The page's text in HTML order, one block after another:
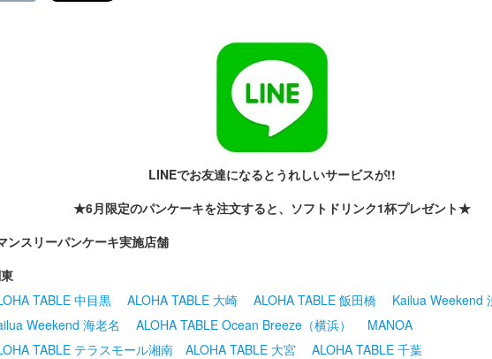
LINEでお友達になるとうれしいサービスが!!
★6月限定のパンケーキを注文すると、ソフトドリンク1杯プレゼント★
ンスリーパンケーキ実施店舗
TABLE 中目黒
ALOHA TABLE 大崎 ALOHA TABLE 飯田橋
Kailua Weekend
Weekend 海老名
ALOHA TABLE Ocean Breeze（横浜）
MANOA
TABLE テラスモール湘南
ALOHA TABLE 大宮
ALOHA TABLE 千葉